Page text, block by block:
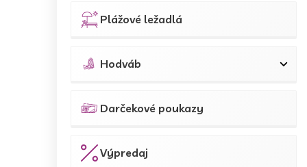
Plážové ležadlá
Hodváb
Darčekové poukazy
Výpredaj